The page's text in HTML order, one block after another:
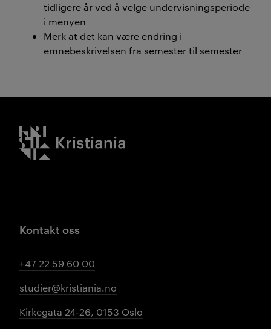
tidligere år ved å velge undervisningsperiode
i menyen
Merk at det kan være endring i
emnebeskrivelsen fra semester til semester
Kristiania logo
Kontakt oss
+47 22 59 60 00
studier@kristiania.no
Kirkegata 24-26, 0153 Oslo